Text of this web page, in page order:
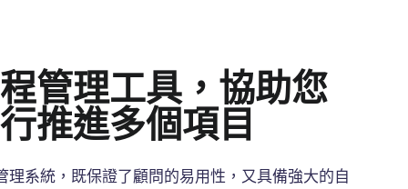
管理工具，協助您
推進多個項目
理系統，既保證了顧問的易用性，又具備強大的自